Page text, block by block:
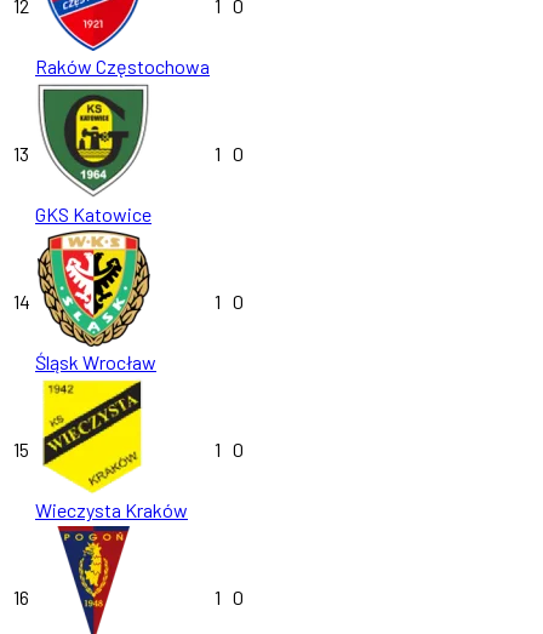
12
Raków Częstochowa
1 0
13
GKS Katowice
1 0
14
Śląsk Wrocław
1 0
15
Wieczysta Kraków
1 0
16 1 0